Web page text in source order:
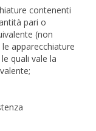
contenenti
pari o
(non
apparecchiature
quali vale la